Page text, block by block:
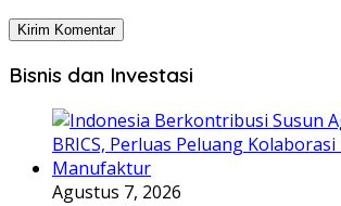
Bisnis dan Investasi
Agustus 7, 2026